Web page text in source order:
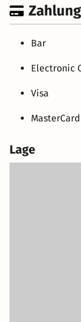
Bar
Electronic
Visa
Lage